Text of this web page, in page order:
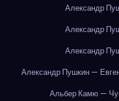
Александр
Александр
Александр
Александр Пушкин —
Альбер Камю —